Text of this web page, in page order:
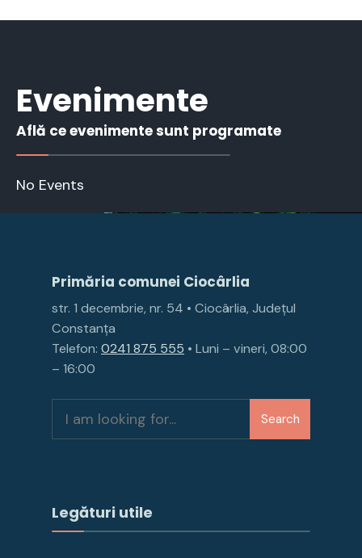
Evenimente
Află ce evenimente sunt programate
No Events
Primăria comunei Ciocârlia
str. 1 decembrie, nr. 54 • Ciocârlia, Județul
Constanța
Telefon: 0241 875 555 • Luni – vineri, 08:00
– 16:00
Search
Legături utile